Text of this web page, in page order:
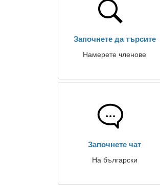
Започнете да търсите
Намерете членове
Започнете чат
На български